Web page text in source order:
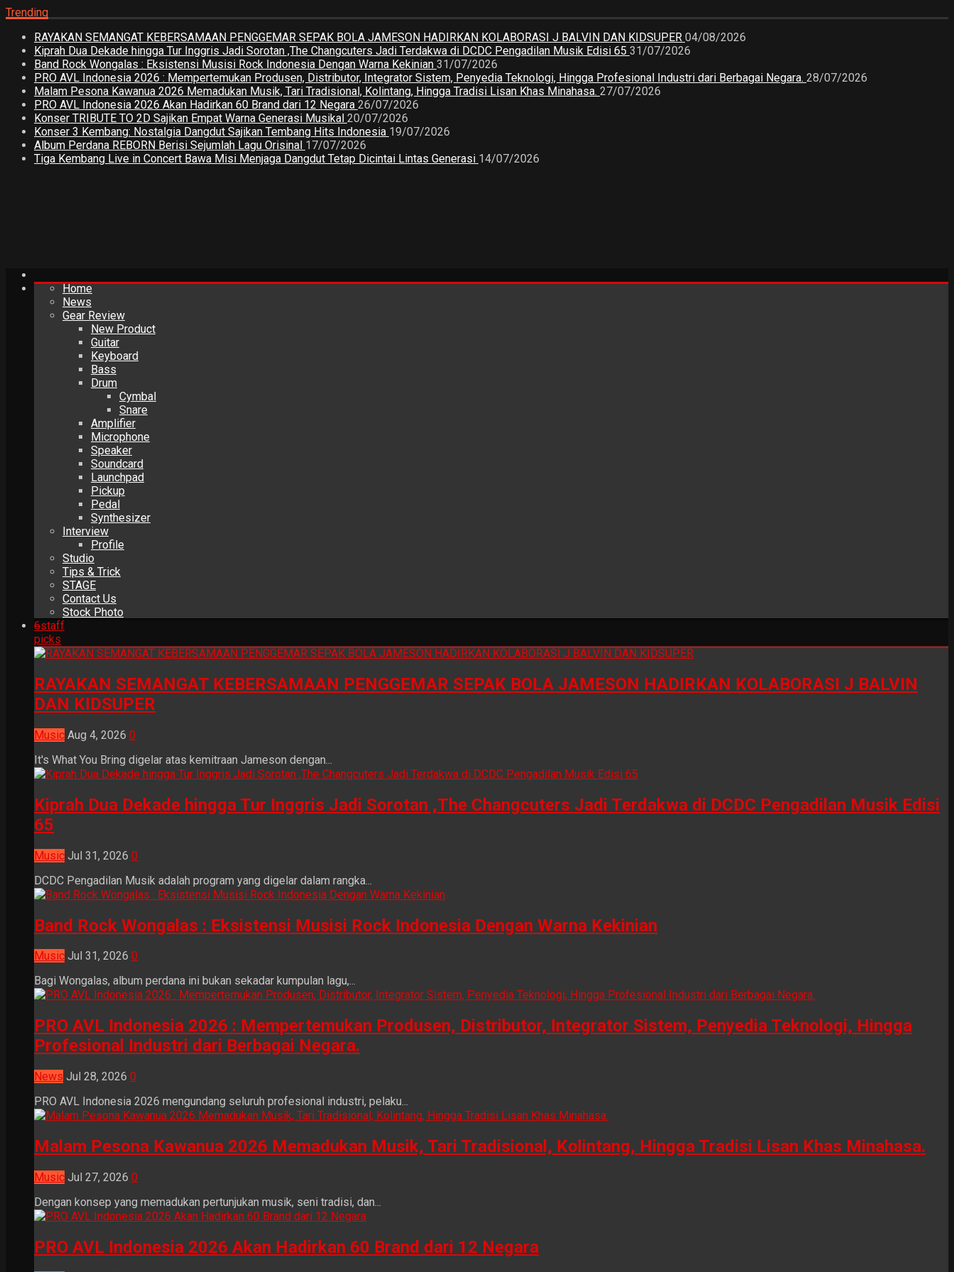
Trending
RAYAKAN SEMANGAT KEBERSAMAAN PENGGEMAR SEPAK BOLA JAMESON HADIRKAN KOLABORASI J BALVIN DAN KIDSUPER 04/08/2026
Kiprah Dua Dekade hingga Tur Inggris Jadi Sorotan ,The Changcuters Jadi Terdakwa di DCDC Pengadilan Musik Edisi 65 31/07/2026
Band Rock Wongalas : Eksistensi Musisi Rock Indonesia Dengan Warna Kekinian 31/07/2026
PRO AVL Indonesia 2026 : Mempertemukan Produsen, Distributor, Integrator Sistem, Penyedia Teknologi, Hingga Profesional Industri dari Berbagai Negara. 28/07/2026
Malam Pesona Kawanua 2026 Memadukan Musik, Tari Tradisional, Kolintang, Hingga Tradisi Lisan Khas Minahasa. 27/07/2026
PRO AVL Indonesia 2026 Akan Hadirkan 60 Brand dari 12 Negara 26/07/2026
Konser TRIBUTE TO 2D Sajikan Empat Warna Generasi Musikal 20/07/2026
Konser 3 Kembang: Nostalgia Dangdut Sajikan Tembang Hits Indonesia 19/07/2026
Album Perdana REBORN Berisi Sejumlah Lagu Orisinal 17/07/2026
Tiga Kembang Live in Concert Bawa Misi Menjaga Dangdut Tetap Dicintai Lintas Generasi 14/07/2026
Home
News
Gear Review
New Product
Guitar
Keyboard
Bass
Drum
Cymbal
Snare
Amplifier
Microphone
Speaker
Soundcard
Launchpad
Pickup
Pedal
Synthesizer
Interview
Profile
Studio
Tips & Trick
STAGE
Contact Us
Stock Photo
6staff
picks
RAYAKAN SEMANGAT KEBERSAMAAN PENGGEMAR SEPAK BOLA JAMESON HADIRKAN KOLABORASI J BALVIN
DAN KIDSUPER
Music Aug 4, 2026 0
It's What You Bring digelar atas kemitraan Jameson dengan...
Kiprah Dua Dekade hingga Tur Inggris Jadi Sorotan ,The Changcuters Jadi Terdakwa di DCDC Pengadilan Musik Edisi
65
Music Jul 31, 2026 0
DCDC Pengadilan Musik adalah program yang digelar dalam rangka...
Band Rock Wongalas : Eksistensi Musisi Rock Indonesia Dengan Warna Kekinian
Music Jul 31, 2026 0
Bagi Wongalas, album perdana ini bukan sekadar kumpulan lagu,...
PRO AVL Indonesia 2026 : Mempertemukan Produsen, Distributor, Integrator Sistem, Penyedia Teknologi, Hingga
Profesional Industri dari Berbagai Negara.
News Jul 28, 2026 0
PRO AVL Indonesia 2026 mengundang seluruh profesional industri, pelaku...
Malam Pesona Kawanua 2026 Memadukan Musik, Tari Tradisional, Kolintang, Hingga Tradisi Lisan Khas Minahasa.
Music Jul 27, 2026 0
Dengan konsep yang memadukan pertunjukan musik, seni tradisi, dan...
PRO AVL Indonesia 2026 Akan Hadirkan 60 Brand dari 12 Negara